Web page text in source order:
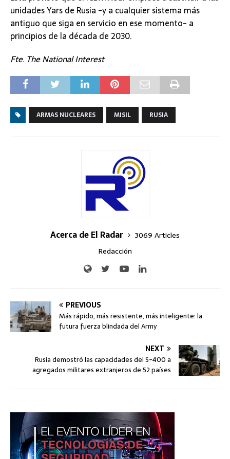
unidades Yars de Rusia -y a cualquier sistema más
antiguo que siga en servicio en ese momento- a
principios de la década de 2030.
Fte. The National Interest
ARMAS NUCLEARES MISIL RUSIA
Acerca de El Radar
3069 Articles
Redacción
PREVIOUS
Más rápido, más resistente, más inteligente: la
futura fuerza blindada del Army
NEXT
Rusia demostró las capacidades del S-400 a
agregados militares extranjeros de 52 países